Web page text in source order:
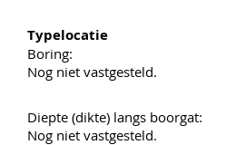
Typelocatie
Boring:
Nog niet vastgesteld.
Diepte (dikte) langs boorgat:
Nog niet vastgesteld.